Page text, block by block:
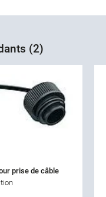
(2)
prise de câble